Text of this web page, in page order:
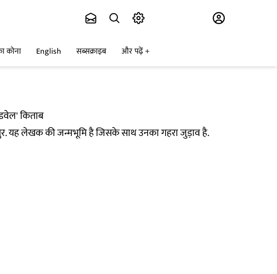
कोना English सब्सक्राइब और पढ़ें
किताब
यह लेखक की जन्मभूमि है जिसके साथ उनका गहरा जुड़ाव है.